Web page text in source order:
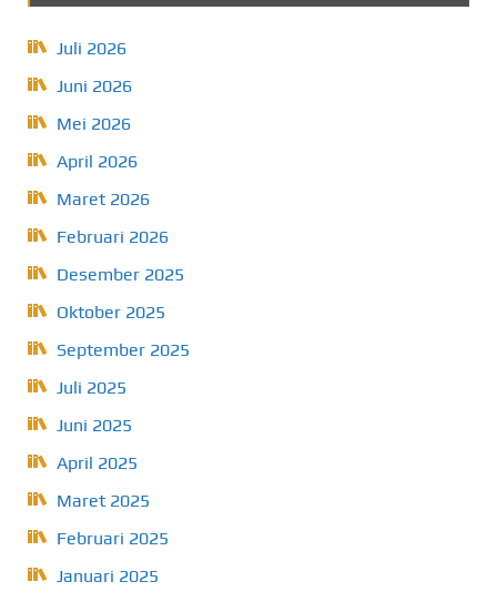
Juli 2026
Juni 2026
Mei 2026
April 2026
Maret 2026
Februari 2026
Desember 2025
Oktober 2025
September 2025
Juli 2025
Juni 2025
April 2025
Maret 2025
Februari 2025
Januari 2025